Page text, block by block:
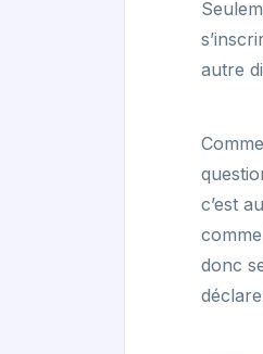
autre
c’est
donc